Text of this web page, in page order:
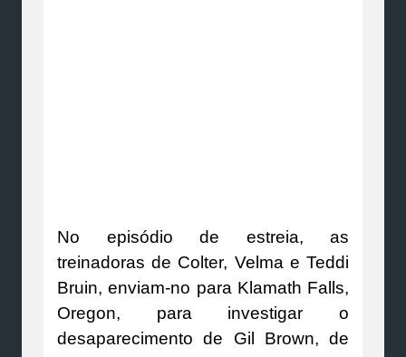
No episódio de estreia, as
treinadoras de Colter, Velma e Teddi
Bruin, enviam-no para Klamath Falls,
Oregon, para investigar o
desaparecimento de Gil Brown, de